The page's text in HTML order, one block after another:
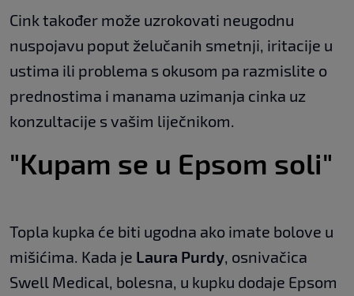
Cink također može uzrokovati neugodnu
nuspojavu poput želučanih smetnji, iritacije u
ustima ili problema s okusom pa razmislite o
prednostima i manama uzimanja cinka uz
konzultacije s vašim liječnikom.
"Kupam se u Epsom soli"
Topla kupka će biti ugodna ako imate bolove u
mišićima. Kada je Laura Purdy , osnivačica
Swell Medical, bolesna, u kupku dodaje Epsom